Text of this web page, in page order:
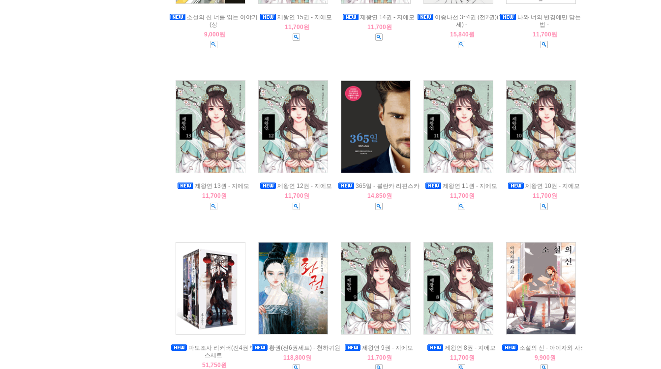
소설의 신 너를 읽는 이야기
(상
9,000원
제왕연 15권 - 지에모
11,700원
제왕연 14권 - 지에모
11,700원
이중나선 3~4권 (전2권)(19
세) -
15,840원
나와 너의 반경에만 닿는 마
법 -
11,700원
제왕연 13권 - 지에모
11,700원
제왕연 12권 - 지에모
11,700원
365일 - 블란카 리핀스카
14,850원
제왕연 11권 - 지에모
11,700원
제왕연 10권 - 지에모
11,700원
마도조사 리커버(전4권 박
스세트
51,750원
황권(전6권세트) - 천하귀원
118,800원
제왕연 9권 - 지에모
11,700원
제왕연 8권 - 지에모
11,700원
소설의 신 - 아이자와 사코
9,900원